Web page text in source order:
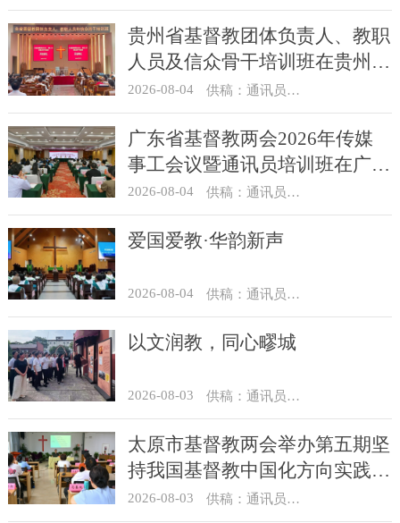
贵州省基督教团体负责人、教职
人员及信众骨干培训班在贵州圣
经学校举办
2026-08-04 供稿：通讯员 杨菁
广东省基督教两会2026年传媒
事工会议暨通讯员培训班在广州
举办
2026-08-04 供稿：通讯员 汪浩
爱国爱教·华韵新声
2026-08-04 供稿：通讯员 景健美
以文润教，同心疁城
2026-08-03 供稿：通讯员 景健美
太原市基督教两会举办第五期坚
持我国基督教中国化方向实践能
力专题培训
2026-08-03 供稿：通讯员 王建春 摄影：史爱梅